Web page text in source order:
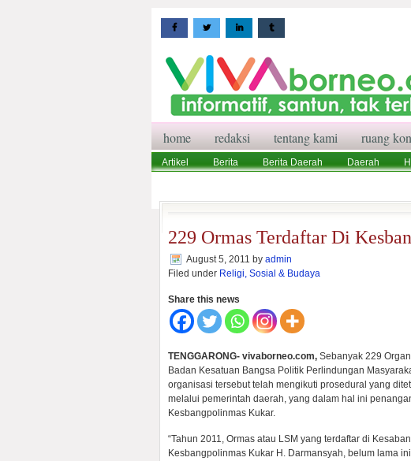
home redaksi tentang kami ruang
Artikel Berita Berita Daerah Daerah
229 Ormas Terdaftar Di
August 5, 2011 by admin
Filed under Religi, Sosial & Budaya
Share this news
TENGGARONG- vivaborneo.com, Sebanyak 229
Badan Kesatuan Bangsa Politik Perlindungan
organisasi tersebut telah mengikuti prosedural yang
melalui pemerintah daerah, yang dalam hal ini
Kesbangpolinmas Kukar.
“Tahun 2011, Ormas atau LSM yang terdaftar di
Kesbangpolinmas Kukar H. Darmansyah, belum lama